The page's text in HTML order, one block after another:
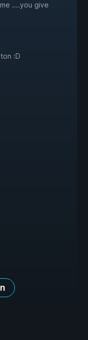
....you give
:D